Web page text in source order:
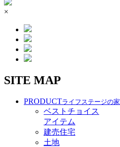
×
SITE MAP
PRODUCTライフステージの家
ベストチョイス
アイテム
建売住宅
土地